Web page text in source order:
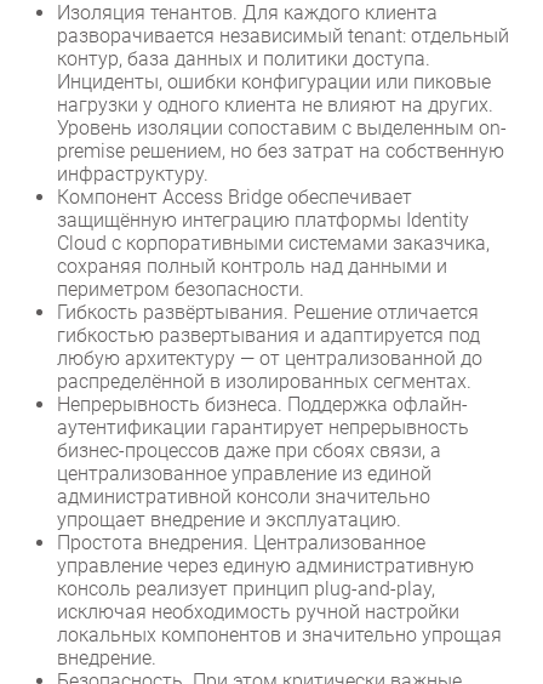
Изоляция тенантов. Для каждого клиента
разворачивается независимый tenant: отдельный
контур, база данных и политики доступа.
Инциденты, ошибки конфигурации или пиковые
нагрузки у одного клиента не влияют на других.
Уровень изоляции сопоставим с выделенным on-
premise решением, но без затрат на собственную
инфраструктуру.
Компонент Access Bridge обеспечивает
защищённую интеграцию платформы Identity
Cloud с корпоративными системами заказчика,
сохраняя полный контроль над данными и
периметром безопасности.
Гибкость развёртывания. Решение отличается
гибкостью развертывания и адаптируется под
любую архитектуру — от централизованной до
распределённой в изолированных сегментах.
Непрерывность бизнеса. Поддержка офлайн-
аутентификации гарантирует непрерывность
бизнес-процессов даже при сбоях связи, а
централизованное управление из единой
административной консоли значительно
упрощает внедрение и эксплуатацию.
Простота внедрения. Централизованное
управление через единую административную
консоль реализует принцип plug-and-play,
исключая необходимость ручной настройки
локальных компонентов и значительно упрощая
внедрение.